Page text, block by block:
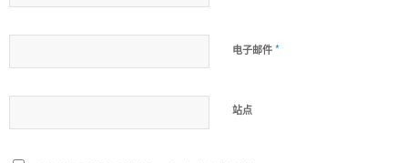
电子邮件 *
站点